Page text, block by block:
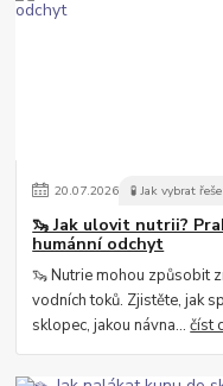
20.07.2026 🧪 Jak vybrat
🦦 Jak ulovit nutrii?
humánní odchyt
🦦 Nutrie mohou způsobit
vodních toků. Zjistěte, jak
sklopec, jakou návna...číst